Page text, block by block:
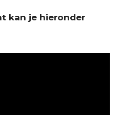
kan je hieronder